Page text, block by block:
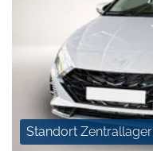
Standort Zentrallager